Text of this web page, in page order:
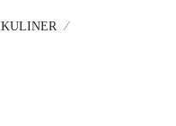
KULINER